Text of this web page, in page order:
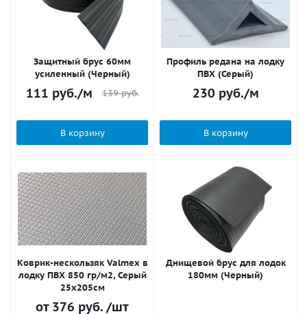
Защитный брус 60мм
усиленный (Черный)
111 руб./м 139руб.
В корзину
Профиль редана на лодку
ПВХ (Серый)
230 руб./м
В корзину
Коврик-нескользяк Valmex в
лодку ПВХ 850 гр/м2, Серый
25х205см
от 376 руб. /шт
Днищевой брус для лодок
180мм (Черный)